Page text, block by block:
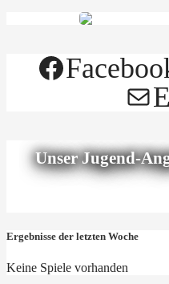
Unser Jugend-
Ergebnisse der letzten Woche
Keine Spiele vorhanden